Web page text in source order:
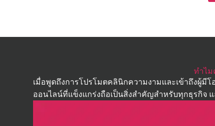
ทำไม
เมื่อพูดถึงการโปรโมตคลินิกความงามและเข้าถึงผู้มีโ
ออนไลน์ที่แข็งแกร่งถือเป็นสิ่งสำคัญสำหรับทุกธุรกิจ